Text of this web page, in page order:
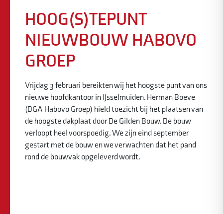
HOOG(S)TEPUNT
NIEUWBOUW HABOVO
GROEP
Vrijdag 3 februari bereikten wij het hoogste punt van ons
nieuwe hoofdkantoor in IJsselmuiden. Herman Boeve
(DGA Habovo Groep) hield toezicht bij het plaatsen van
de hoogste dakplaat door De Gilden Bouw. De bouw
verloopt heel voorspoedig. We zijn eind september
gestart met de bouw en we verwachten dat het pand
rond de bouwvak opgeleverd wordt.